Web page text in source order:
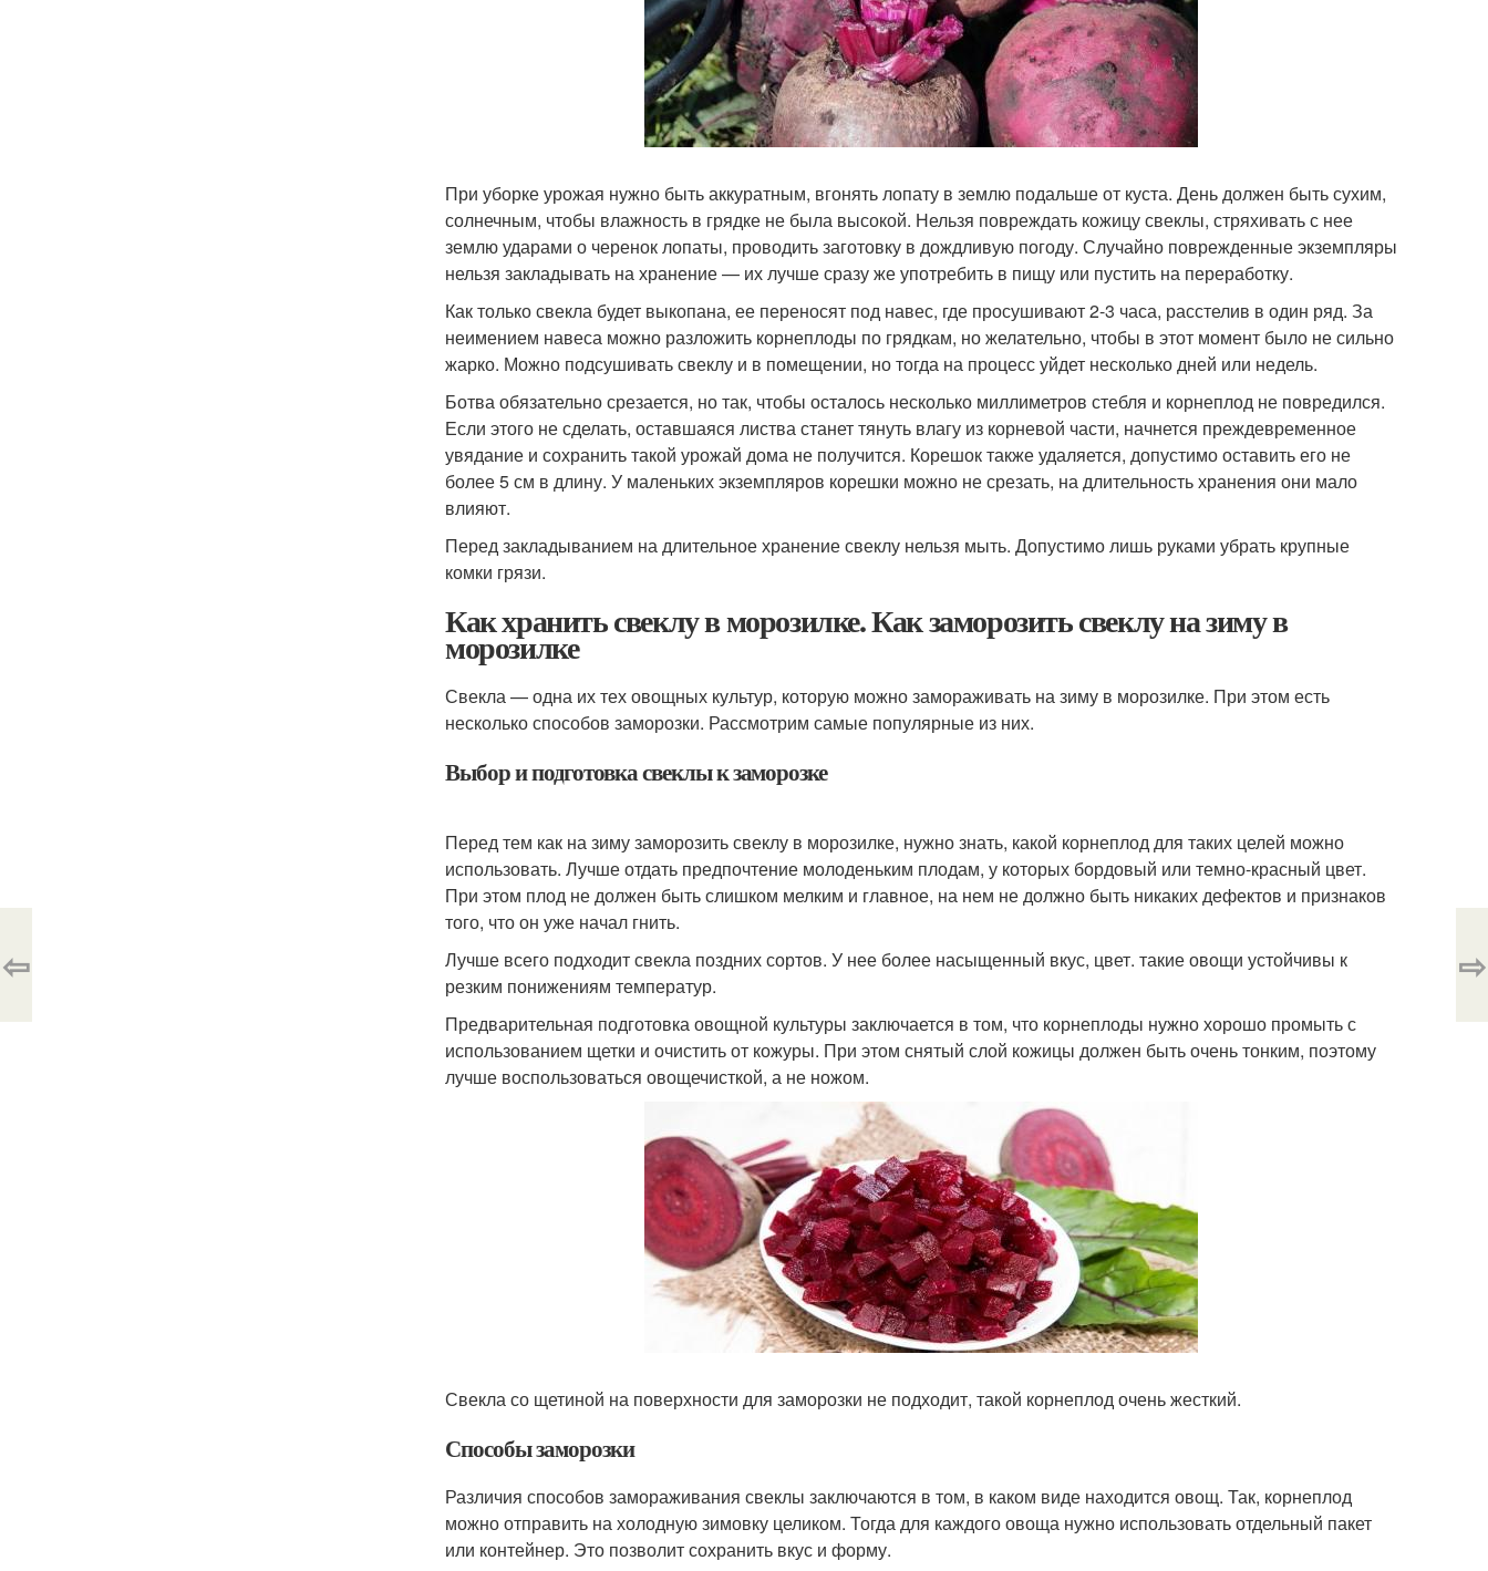
При уборке урожая нужно быть аккуратным, вгонять лопату в землю подальше от куста. День должен быть сухим,
солнечным, чтобы влажность в грядке не была высокой. Нельзя повреждать кожицу свеклы, стряхивать с нее
землю ударами о черенок лопаты, проводить заготовку в дождливую погоду. Случайно поврежденные экземпляры
нельзя закладывать на хранение — их лучше сразу же употребить в пищу или пустить на переработку.
Как только свекла будет выкопана, ее переносят под навес, где просушивают 2-3 часа, расстелив в один ряд. За
неимением навеса можно разложить корнеплоды по грядкам, но желательно, чтобы в этот момент было не сильно
жарко. Можно подсушивать свеклу и в помещении, но тогда на процесс уйдет несколько дней или недель.
Ботва обязательно срезается, но так, чтобы осталось несколько миллиметров стебля и корнеплод не повредился.
Если этого не сделать, оставшаяся листва станет тянуть влагу из корневой части, начнется преждевременное
увядание и сохранить такой урожай дома не получится. Корешок также удаляется, допустимо оставить его не
более 5 см в длину. У маленьких экземпляров корешки можно не срезать, на длительность хранения они мало
влияют.
Перед закладыванием на длительное хранение свеклу нельзя мыть. Допустимо лишь руками убрать крупные
комки грязи.
Как хранить свеклу в морозилке. Как заморозить свеклу на зиму в
морозилке
Свекла — одна их тех овощных культур, которую можно замораживать на зиму в морозилке. При этом есть
несколько способов заморозки. Рассмотрим самые популярные из них.
Выбор и подготовка свеклы к заморозке
Перед тем как на зиму заморозить свеклу в морозилке, нужно знать, какой корнеплод для таких целей можно
использовать. Лучше отдать предпочтение молоденьким плодам, у которых бордовый или темно-красный цвет.
При этом плод не должен быть слишком мелким и главное, на нем не должно быть никаких дефектов и признаков
того, что он уже начал гнить.
Лучше всего подходит свекла поздних сортов. У нее более насыщенный вкус, цвет. такие овощи устойчивы к
резким понижениям температур.
Предварительная подготовка овощной культуры заключается в том, что корнеплоды нужно хорошо промыть с
использованием щетки и очистить от кожуры. При этом снятый слой кожицы должен быть очень тонким, поэтому
лучше воспользоваться овощечисткой, а не ножом.
Свекла со щетиной на поверхности для заморозки не подходит, такой корнеплод очень жесткий.
Способы заморозки
Различия способов замораживания свеклы заключаются в том, в каком виде находится овощ. Так, корнеплод
можно отправить на холодную зимовку целиком. Тогда для каждого овоща нужно использовать отдельный пакет
или контейнер. Это позволит сохранить вкус и форму.
⇦ ⇨